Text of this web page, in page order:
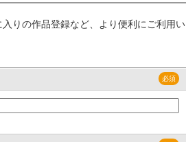
りの作品登録など、より便利にご利用い